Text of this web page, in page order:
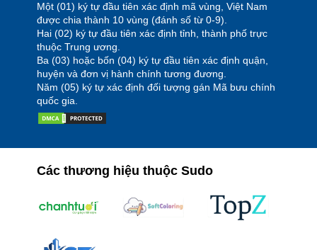
Một (01) ký tự đầu tiên xác định mã vùng, Việt Nam
được chia thành 10 vùng (đánh số từ 0-9).
Hai (02) ký tự đầu tiên xác định tỉnh, thành phố trực
thuộc Trung ương.
Ba (03) hoặc bốn (04) ký tự đầu tiên xác định quận,
huyện và đơn vị hành chính tương đương.
Năm (05) ký tự xác định đối tượng gán Mã bưu chính
quốc gia.
Các thương hiệu thuộc Sudo